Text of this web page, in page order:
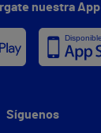
nuestra App
Síguenos